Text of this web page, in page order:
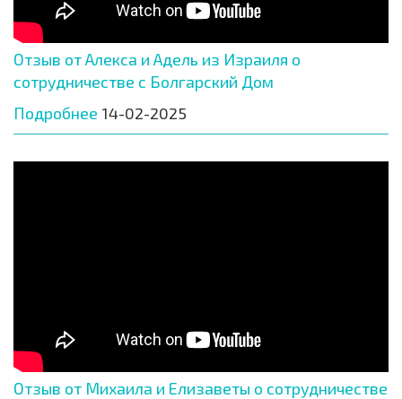
Отзыв от Алекса и Адель из Израиля о
сотрудничестве с Болгарский Дом
Подробнее 14-02-2025
Отзыв от Михаила и Елизаветы о сотрудничестве